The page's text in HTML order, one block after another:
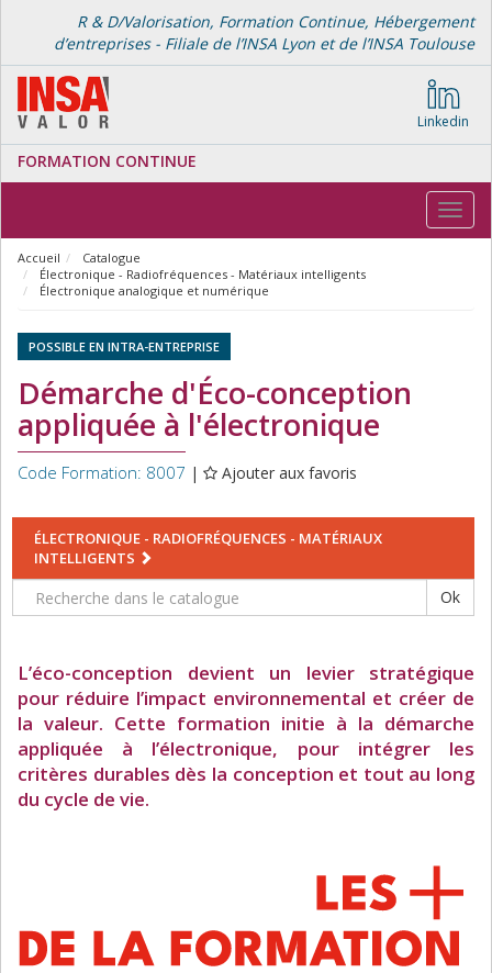
R & D/Valorisation, Formation Continue, Hébergement
d’entreprises - Filiale de l’INSA Lyon et de l’INSA Toulouse
Linkedin
FORMATION CONTINUE
Accueil
Catalogue
Électronique - Radiofréquences - Matériaux intelligents
Électronique analogique et numérique
POSSIBLE EN INTRA-ENTREPRISE
Démarche d'Éco-conception
appliquée à l'électronique
Code Formation: 8007 | Ajouter aux favoris
ÉLECTRONIQUE - RADIOFRÉQUENCES - MATÉRIAUX
INTELLIGENTS
Ok
L’éco-conception devient un levier stratégique
pour réduire l’impact environnemental et créer de
la valeur. Cette formation initie à la démarche
appliquée à l’électronique, pour intégrer les
critères durables dès la conception et tout au long
du cycle de vie.